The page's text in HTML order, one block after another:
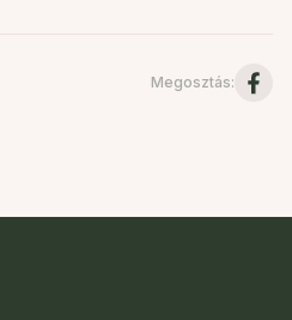
Megosztás: